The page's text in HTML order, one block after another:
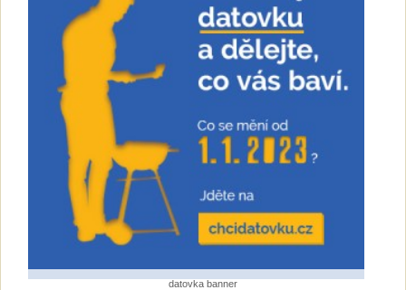
datovka banner